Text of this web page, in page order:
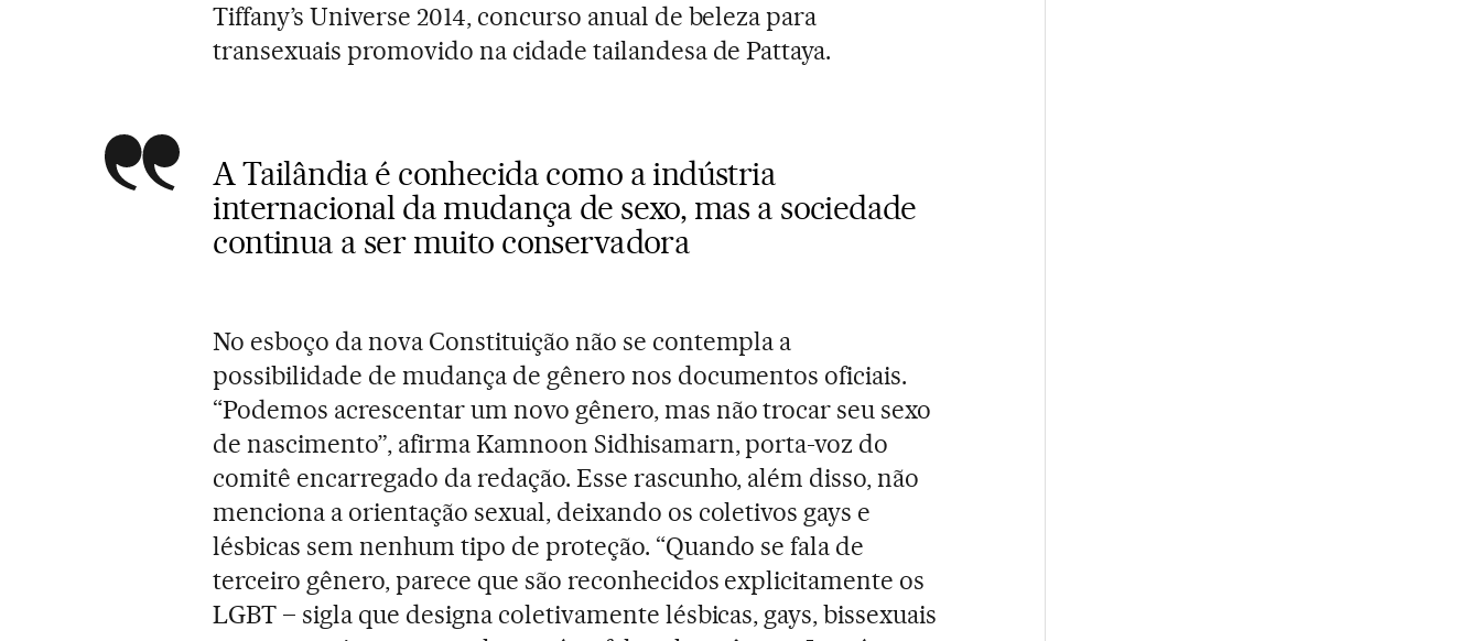
Tiffany’s Universe 2014, concurso anual de beleza para
transexuais promovido na cidade tailandesa de Pattaya.
A Tailândia é conhecida como a indústria
internacional da mudança de sexo, mas a sociedade
continua a ser muito conservadora
No esboço da nova Constituição não se contempla a
possibilidade de mudança de gênero nos documentos oficiais.
“Podemos acrescentar um novo gênero, mas não trocar seu sexo
de nascimento”, afirma Kamnoon Sidhisamarn, porta-voz do
comitê encarregado da redação. Esse rascunho, além disso, não
menciona a orientação sexual, deixando os coletivos gays e
lésbicas sem nenhum tipo de proteção. “Quando se fala de
terceiro gênero, parece que são reconhecidos explicitamente os
LGBT – sigla que designa coletivamente lésbicas, gays, bissexuais